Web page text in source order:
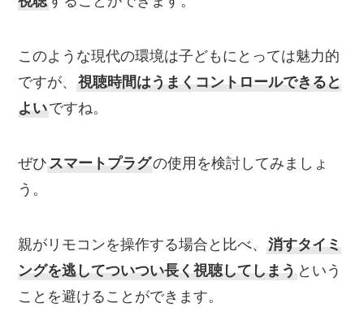
このような現代の環境は子どもにとっては魅力的
ですが、 視聴時間はうまくコントロールできると
よいですね。
ぜひ スマートプラグの使用を検討してみましょ
う。
親がリモコンを操作する場合と比べ、 消すタイミ
ングを逃してついつい長く視聴してしまう という
ことを避けることができます。